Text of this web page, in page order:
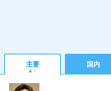
主要 国内